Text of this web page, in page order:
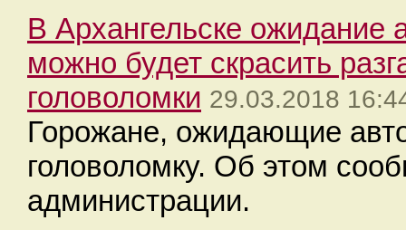
В Архангельске ожидание
можно будет скрасить
головоломки 29.03.2018
Горожане, ожидающие
головоломку. Об этом
администрации.